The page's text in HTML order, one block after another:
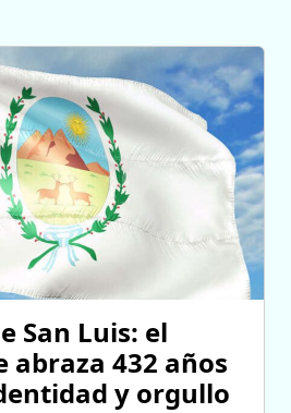
San Luis: el
abraza 432 años
y orgullo